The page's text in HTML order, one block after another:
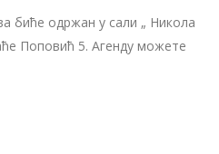
биће одржан у сали „ Никола
Поповић 5. Агенду можете